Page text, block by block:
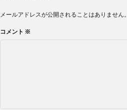
メールアドレスが公開されることはありません。
コメント ※